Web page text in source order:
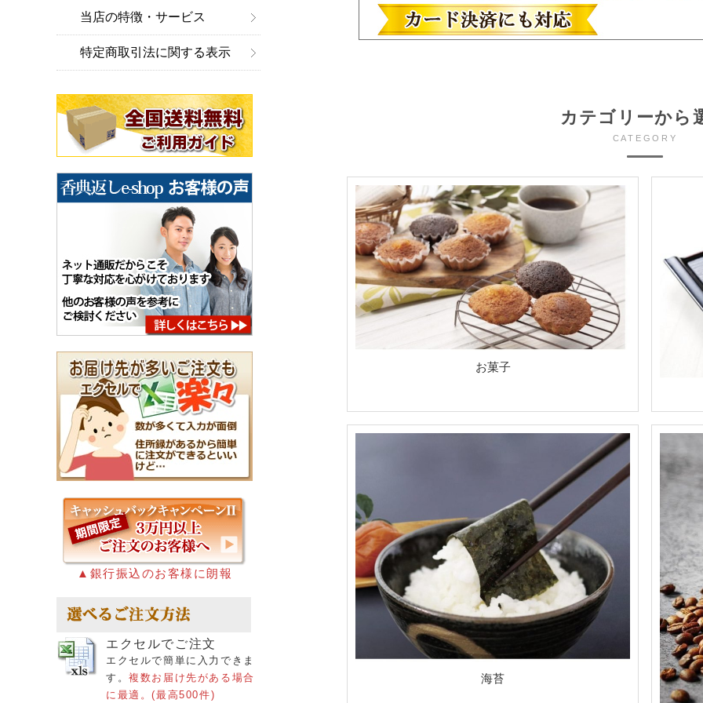
カテゴリーから
CATEGORY
お菓子
海苔
当店の特徴・サービス
特定商取引法に関する表示
▲銀行振込のお客様に朗報
エクセルでご注文
エクセルで簡単に入力できま
す。複数お届け先がある場合
に最適。(最高500件)